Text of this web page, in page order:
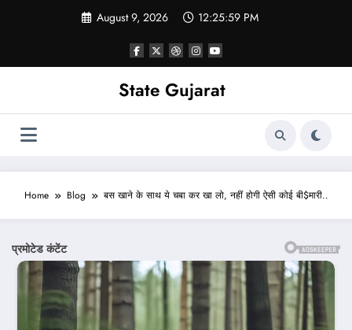
August 9, 2026 12:26:01 PM
State Gujarat
Home Blog बस खाने के साथ ये चबा कर खा लो, नहीं होगी ऐसी कोई बी$मारी..